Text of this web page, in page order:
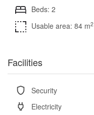
Beds: 2
Usable area: 84 m2
Facilities
Security
Electricity